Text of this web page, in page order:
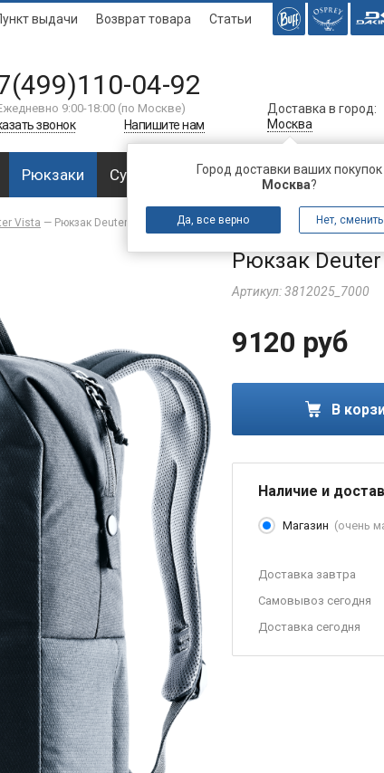
выдачи Возврат товара Статьи
04-92
9:00-18:00 (по Москве)
звонок Напишите нам
Доставка в город:
Москва
Город доставки ваших покупок
Москва?
Да, все верно Нет,
Рюкзаки Сумки Багаж Аксессуары
Vista — Рюкзак Deuter Vista 18 Black
Рюкзак
Артикул:3812025_7000
9120 руб
В
Наличие и
Магазин (очень
Доставка завтра
Самовывоз сегодня
Доставка сегодня